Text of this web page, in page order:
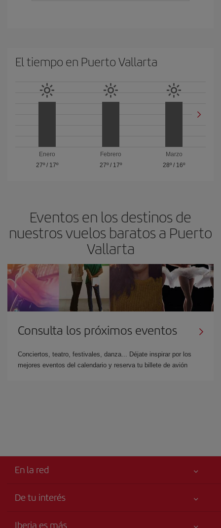
El tiempo en Puerto Vallarta
Enero
27º/ 17º
Febrero
27º/ 17º
Marzo
28º / 16º
Eventos en los destinos de
nuestros vuelos baratos a Puerto
Vallarta
Consulta los próximos eventos
Conciertos, teatro, festivales, danza... Déjate inspirar por los
mejores eventos del calendario y reserva tu billete de avión
En la red
De tu interés
Iberia es más